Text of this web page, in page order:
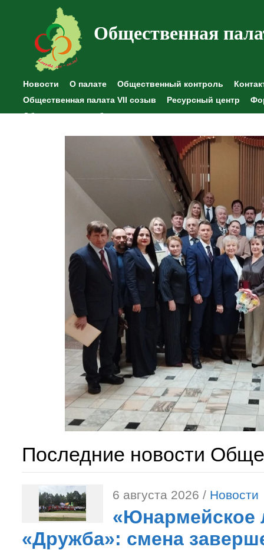
Общественная
Новости О палате Общественный контроль
Общественная палата VII созыв
Ресурсный центр
Общественные наблюдения
Последние новости
6 августа 2026 / Новости
«Юнармейское
«Дружба»: смена